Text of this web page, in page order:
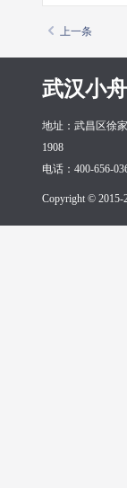
上一条
武汉小
地址：武昌区徐
1908
电话：400-656-
Copyright © 2015-